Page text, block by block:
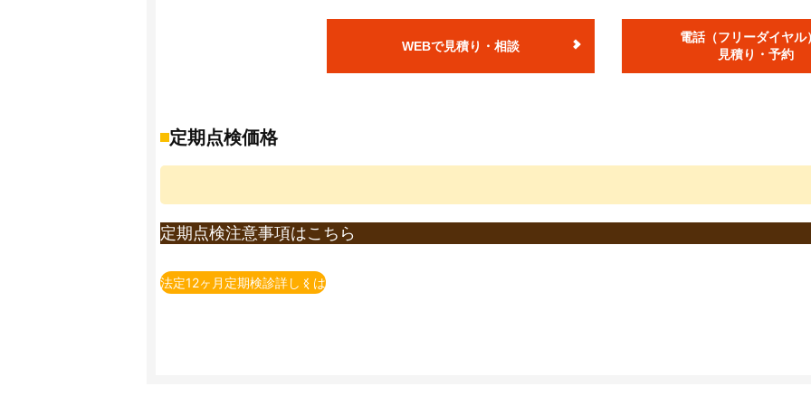
※重量税は、エコカー減税非対象車で初年度登録から13年未満のお車の税額です。
エコカー減税対象車の重量税額は上記額より減額されます。
※自賠責保険料は2023年4月1日現在の保険料となります。
※印紙代は2026年4月1日現在の料金となります。
WEBで見積り・相談
電話（フリーダイヤル
見積り・予約
定期点検価格
定期点検注意事項はこちら
例）自家用乗用自動車（2回目以降の車検が2年毎）の場合、12ヶ月点検となります。
法定12ヶ月定期検診詳しくは